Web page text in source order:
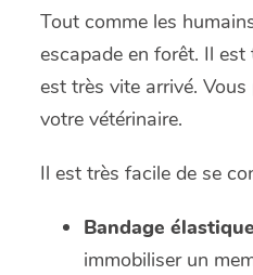
Tout comme les
escapade en forêt. Il
est très vite arrivé.
votre vétérinaire.
Il est très facile de se
Bandage élastique
immobiliser un